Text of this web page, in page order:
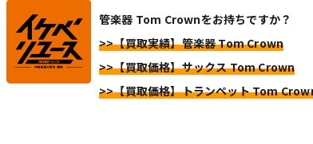
管楽器 Tom Crownをお持ちですか？
>>【買取実績】管楽器 Tom Crown
>>【買取価格】サックス Tom Crown
>>【買取価格】トランペット Tom